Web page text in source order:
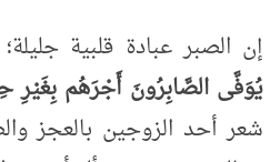
إن الصبر عبادة قلبية
يُوَفَّى الصَّابِرُونَ أَجْرَهُم بِغَيْرِ
شعر أحد الزوجين بالعجز